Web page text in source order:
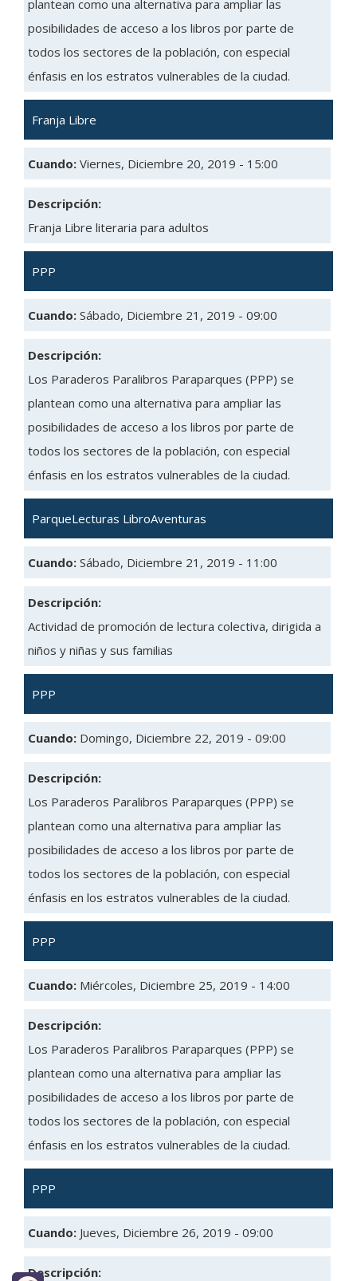
plantean como una alternativa para ampliar las
posibilidades de acceso a los libros por parte de
todos los sectores de la población, con especial
énfasis en los estratos vulnerables de la ciudad.
Franja Libre
Cuando: Viernes, Diciembre 20, 2019 - 15:00
Descripción:
Franja Libre literaria para adultos
PPP
Cuando: Sábado, Diciembre 21, 2019 - 09:00
Descripción:
Los Paraderos Paralibros Paraparques (PPP) se
plantean como una alternativa para ampliar las
posibilidades de acceso a los libros por parte de
todos los sectores de la población, con especial
énfasis en los estratos vulnerables de la ciudad.
ParqueLecturas LibroAventuras
Cuando: Sábado, Diciembre 21, 2019 - 11:00
Descripción:
Actividad de promoción de lectura colectiva, dirigida a
niños y niñas y sus familias
PPP
Cuando: Domingo, Diciembre 22, 2019 - 09:00
Descripción:
Los Paraderos Paralibros Paraparques (PPP) se
plantean como una alternativa para ampliar las
posibilidades de acceso a los libros por parte de
todos los sectores de la población, con especial
énfasis en los estratos vulnerables de la ciudad.
PPP
Cuando: Miércoles, Diciembre 25, 2019 - 14:00
Descripción:
Los Paraderos Paralibros Paraparques (PPP) se
plantean como una alternativa para ampliar las
posibilidades de acceso a los libros por parte de
todos los sectores de la población, con especial
énfasis en los estratos vulnerables de la ciudad.
PPP
Cuando: Jueves, Diciembre 26, 2019 - 09:00
Descripción: